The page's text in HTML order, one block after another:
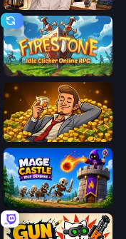
My Dating Empire
Firestone – Idle Clicker Online RPG
Idle Billionaire Tycoon
Mage Castle Idle Defense